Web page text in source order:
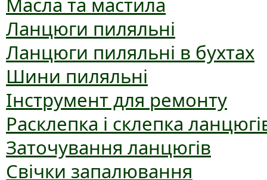
Ланцюги пиляльні
Ланцюги пиляльні в бухтах
Шини пиляльні
Інструмент для ремонту
Расклепка і склепка
Заточування ланцюгів
Свічки запалювання